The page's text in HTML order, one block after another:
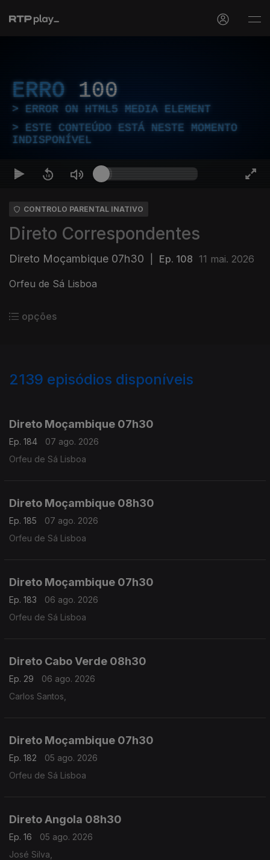
ERRO 100
ERROR ON HTML5 MEDIA ELEMENT
ESTE CONTEÚDO ESTÁ NESTE MOMENTO
INDISPONÍVEL
CONTROLO PARENTAL INATIVO
Direto Correspondentes
Direto Moçambique 07h30 Ep. 108 11 mai. 2026
Orfeu de Sá Lisboa
opções
2139 episódios disponíveis
Direto Moçambique 07h30
Ep. 184
07 ago. 2026
Orfeu de Sá Lisboa
Direto Moçambique 08h30
Ep. 185
07 ago. 2026
Orfeu de Sá Lisboa
Direto Moçambique 07h30
Ep. 183
06 ago. 2026
Orfeu de Sá Lisboa
Direto Cabo Verde 08h30
Ep. 29
06 ago. 2026
Carlos Santos,
Direto Moçambique 07h30
Ep. 182
05 ago. 2026
Orfeu de Sá Lisboa
Direto Angola 08h30
Ep. 16
05 ago. 2026
José Silva,